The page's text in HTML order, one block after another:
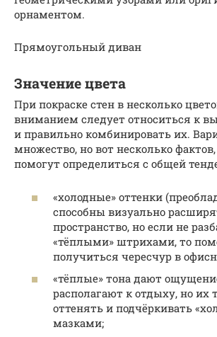
орнаментом.
Прямоугольный диван
Значение цвета
При покраске стен в несколько
вниманием следует относиться к
и правильно комбинировать их.
множество, но вот несколько
помогут определиться с общей
«холодные» оттенки
способны визуально
пространство, но если не
«тёплыми» штрихами, то
получиться чересчур в
«тёплые» тона дают
располагают к отдыху, но их
оттенять и подчёркивать
мазками;